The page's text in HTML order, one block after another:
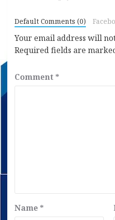
Default Comments (0)
Your email address will
Required fields are
Comment *
Name *